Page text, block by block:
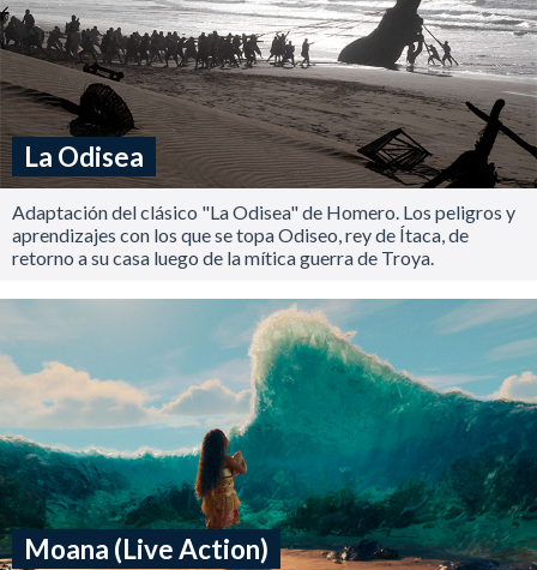
La Odisea
Adaptación del clásico "La Odisea" de Homero. Los peligros y
aprendizajes con los que se topa Odiseo, rey de Ítaca, de
retorno a su casa luego de la mítica guerra de Troya.
Moana (Live Action)